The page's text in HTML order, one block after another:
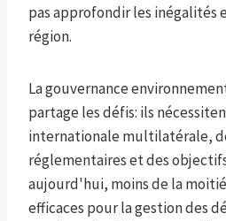
pas approfondir les inégalités
région.
La gouvernance
partage les défis: ils
internationale multilatérale,
réglementaires et des
aujourd'hui, moins de la
efficaces pour la gestion des